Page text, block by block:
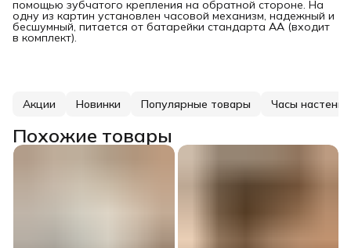
помощью зубчатого крепления на обратной стороне. На
одну из картин установлен часовой механизм, надежный и
бесшумный, питается от батарейки стандарта АА (входит
в комплект).
Акции Новинки Популярные товары Часы
Похожие товары